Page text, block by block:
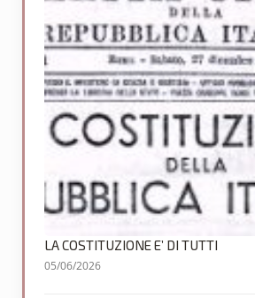
LA COSTITUZIONE E’ DI TUTTI
05/06/2026